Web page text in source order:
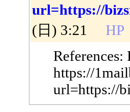
url=https://
(日) 3:21 HP
References:
https://
url=https://